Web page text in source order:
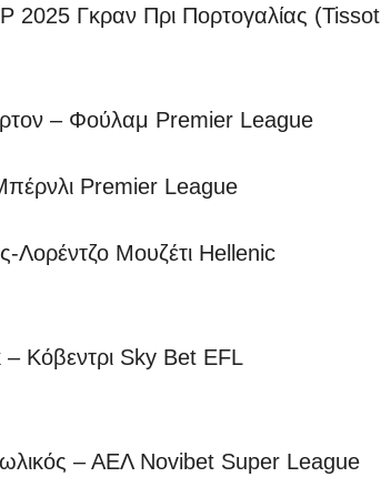
Γκραν Πρι Πορτογαλίας (Tissot
– Φούλαμ Premier League
Premier League
Λορέντζο Μουζέτι Hellenic
Κόβεντρι Sky Bet EFL
– ΑΕΛ Novibet Super League